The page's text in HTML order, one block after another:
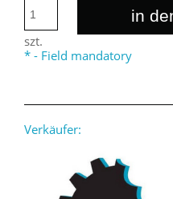
szt.
in
* - Field mandatory
Verkäufer: